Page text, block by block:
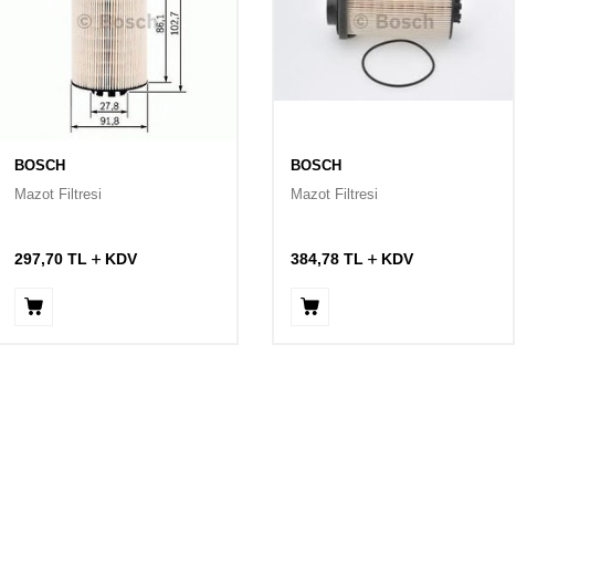
BOSCH
Mazot Filtresi
297,70 TL KDV
BOSCH
Mazot Filtresi
384,78 TL KDV